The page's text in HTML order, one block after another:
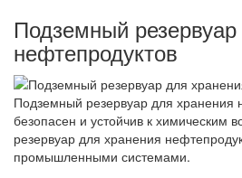
Подземный
нефтепродуктов
Подземный резервуар для хранения
безопасен и устойчив к химическим
резервуар для хранения
промышленными системами.